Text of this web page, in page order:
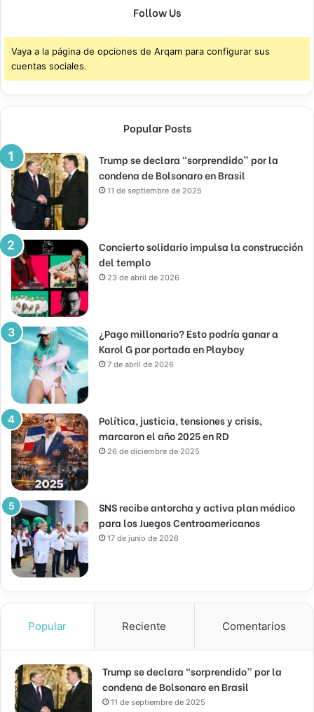
Follow Us
Vaya a la página de opciones de Arqam para configurar sus
cuentas sociales.
Popular Posts
Trump se declara “sorprendido” por la
condena de Bolsonaro en Brasil
11 de septiembre de 2025
Concierto solidario impulsa la construcción
del templo
23 de abril de 2026
¿Pago millonario? Esto podría ganar a
Karol G por portada en Playboy
7 de abril de 2026
Política, justicia, tensiones y crisis,
marcaron el año 2025 en RD
26 de diciembre de 2025
SNS recibe antorcha y activa plan médico
para los Juegos Centroamericanos
17 de junio de 2026
Popular Reciente Comentarios
Trump se declara “sorprendido” por la
condena de Bolsonaro en Brasil
11 de septiembre de 2025